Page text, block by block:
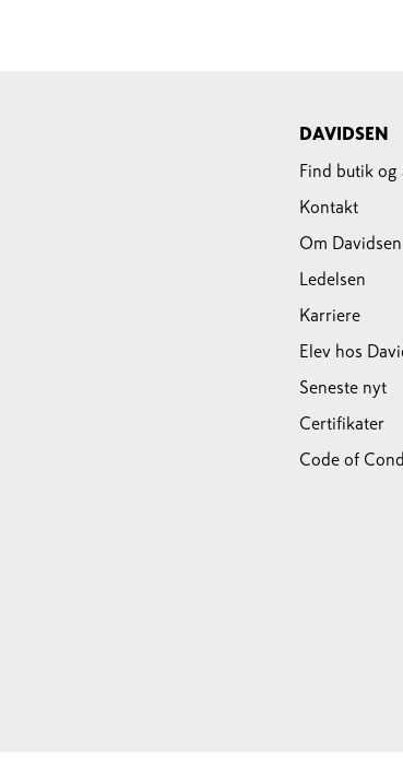
DAVIDSEN
Find butik
Kontakt
Om Davidsen
Ledelsen
Karriere
Elev hos
Seneste nyt
Certifikater
Code of